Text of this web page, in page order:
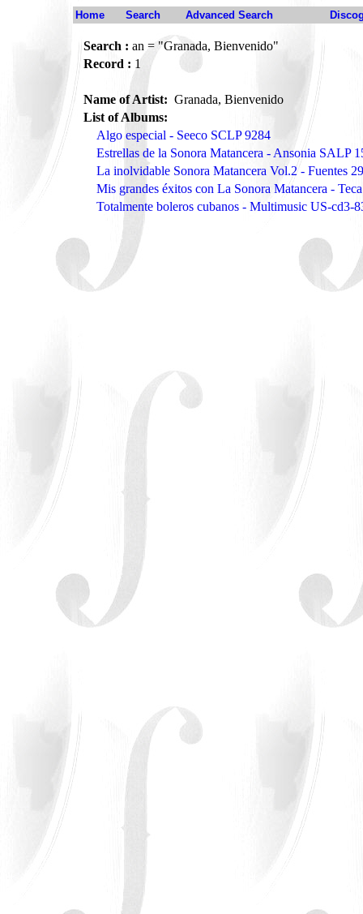
Home Search Advanced Search
Search : an = "Granada, Bienvenido"
Record : 1
Name of Artist: Granada, Bienvenido
List of Albums:
Algo especial - Seeco SCLP 9284
Estrellas de la Sonora Matancera - Ansonia SALP
La inolvidable Sonora Matancera Vol.2 - Fuentes
Mis grandes éxitos con La Sonora Matancera -
Totalmente boleros cubanos - Multimusic US-cd3-